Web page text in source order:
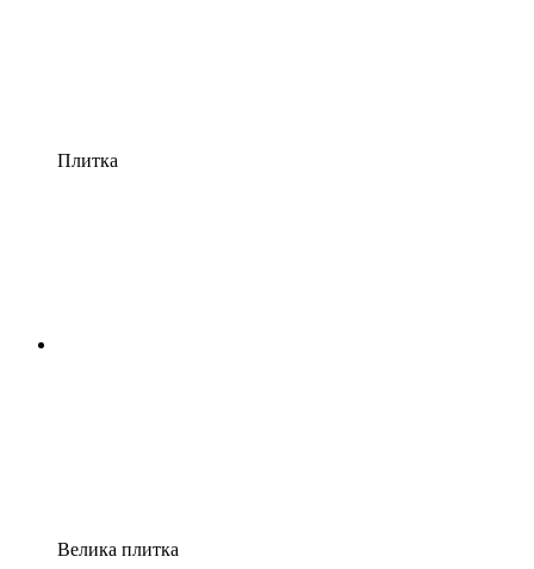
Плитка
Велика плитка